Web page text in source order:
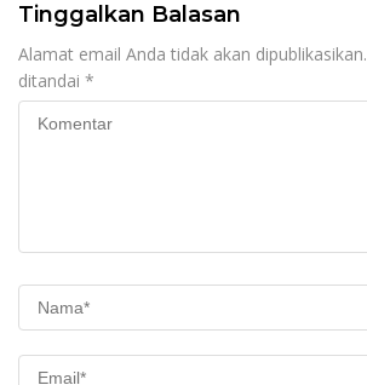
Tinggalkan Balasan
Alamat email Anda tidak akan dipublikasikan.
ditandai *